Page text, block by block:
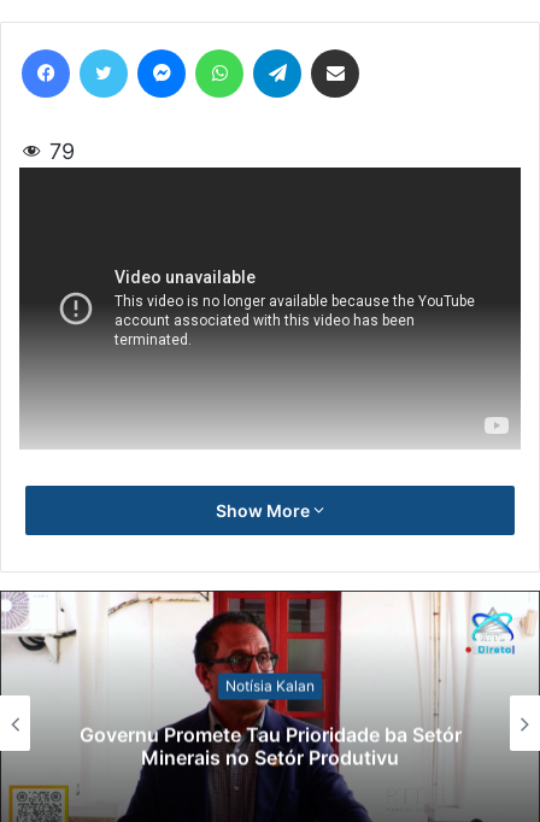
79
Show More
Notísia Kalan
Governu Promete Tau Prioridade ba Setór
Minerais no Setór Produtivu